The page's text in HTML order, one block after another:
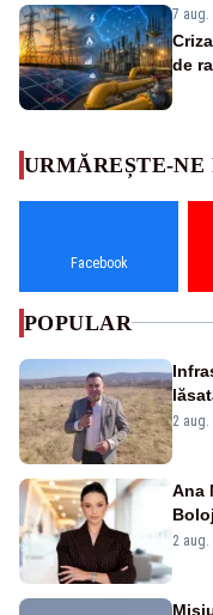
7 aug.
de
URMĂREȘTE-NE
Facebook
POPULAR
2 aug.
Ana
2 aug.